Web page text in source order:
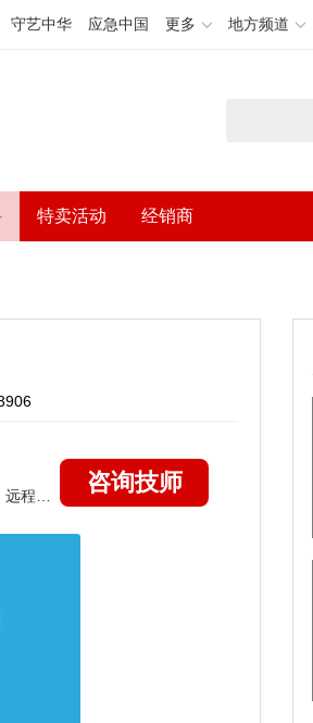
守艺中华 应急中国 更多 地方频道
特卖活动 经销商
咨询技师